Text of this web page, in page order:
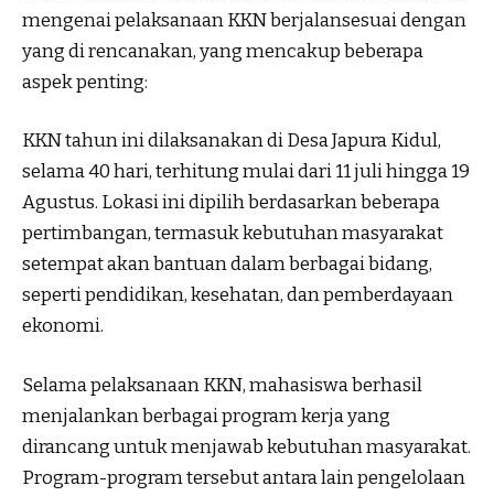
mengenai pelaksanaan KKN berjalansesuai dengan
yang di rencanakan, yang mencakup beberapa
aspek penting:
KKN tahun ini dilaksanakan di Desa Japura Kidul,
selama 40 hari, terhitung mulai dari 11 juli hingga 19
Agustus. Lokasi ini dipilih berdasarkan beberapa
pertimbangan, termasuk kebutuhan masyarakat
setempat akan bantuan dalam berbagai bidang,
seperti pendidikan, kesehatan, dan pemberdayaan
ekonomi.
Selama pelaksanaan KKN, mahasiswa berhasil
menjalankan berbagai program kerja yang
dirancang untuk menjawab kebutuhan masyarakat.
Program-program tersebut antara lain pengelolaan